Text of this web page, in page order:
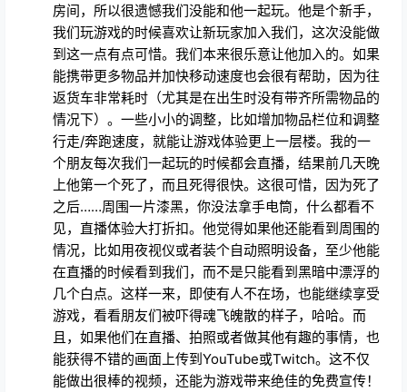
房间，所以很遗憾我们没能和他一起玩。他是个新手，
我们玩游戏的时候喜欢让新玩家加入我们，这次没能做
到这一点有点可惜。我们本来很乐意让他加入的。如果
能携带更多物品并加快移动速度也会很有帮助，因为往
返货车非常耗时（尤其是在出生时没有带齐所需物品的
情况下）。一些小小的调整，比如增加物品栏位和调整
行走/奔跑速度，就能让游戏体验更上一层楼。我的一
个朋友每次我们一起玩的时候都会直播，结果前几天晚
上他第一个死了，而且死得很快。这很可惜，因为死了
之后……周围一片漆黑，你没法拿手电筒，什么都看不
见，直播体验大打折扣。他觉得如果他还能看到周围的
情况，比如用夜视仪或者装个自动照明设备，至少他能
在直播的时候看到我们，而不是只能看到黑暗中漂浮的
几个白点。这样一来，即使有人不在场，也能继续享受
游戏，看看朋友们被吓得魂飞魄散的样子，哈哈。而
且，如果他们在直播、拍照或者做其他有趣的事情，也
能获得不错的画面上传到YouTube或Twitch。这不仅
能做出很棒的视频，还能为游戏带来绝佳的免费宣传！